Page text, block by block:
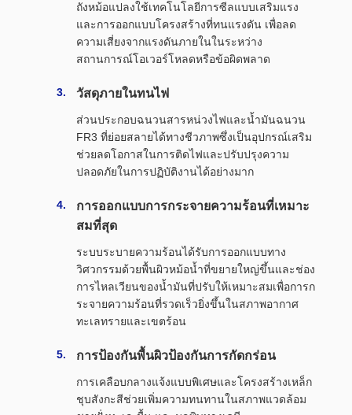
ถังหม้อแปลงใช้เทคโนโลยีการซีลแบบเสริมแรง
และการออกแบบโครงสร้างที่ทนแรงดัน เพื่อลด
ความเสี่ยงจากแรงดันภายในในระหว่าง
สถานการณ์โอเวอร์โหลดหรือข้อผิดพลาด
วัสดุภายในทนไฟ
ส่วนประกอบฉนวนสารหน่วงไฟและน้ำมันฉนวน
FR3 ที่ย่อยสลายได้ทางชีวภาพซึ่งเป็นอุปกรณ์เสริม
ช่วยลดโอกาสในการติดไฟและปรับปรุงความ
ปลอดภัยในการปฏิบัติงานได้อย่างมาก
การออกแบบการกระจายความร้อนที่เหมาะ
สมที่สุด
ระบบระบายความร้อนได้รับการออกแบบทาง
วิศวกรรมด้วยพื้นผิวหม้อน้ำที่ขยายใหญ่ขึ้นและช่อง
การไหลเวียนของน้ำมันที่ปรับให้เหมาะสมเพื่อการก
ระจายความร้อนที่รวดเร็วยิ่งขึ้นในสภาพอากาศ
ทะเลทรายและเขตร้อน
การป้องกันพื้นผิวป้องกันการกัดกร่อน
การเคลือบกลางแจ้งแบบพิเศษและโครงสร้างเหล็ก
ชุบสังกะสีช่วยเพิ่มความทนทานในสภาพแวดล้อม